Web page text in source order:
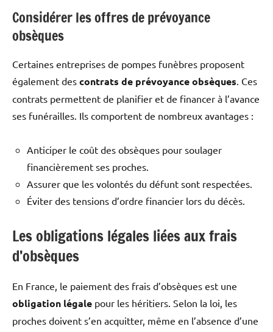
Considérer les offres de prévoyance
obsèques
Certaines entreprises de pompes funèbres proposent
également des contrats de prévoyance obsèques . Ces
contrats permettent de planifier et de financer à l’avance
ses funérailles. Ils comportent de nombreux avantages :
Anticiper le coût des obsèques pour soulager
financièrement ses proches.
Assurer que les volontés du défunt sont respectées.
Éviter des tensions d’ordre financier lors du décès.
Les obligations légales liées aux frais
d’obsèques
En France, le paiement des frais d’obsèques est une
obligation légale pour les héritiers. Selon la loi, les
proches doivent s’en acquitter, même en l’absence d’une